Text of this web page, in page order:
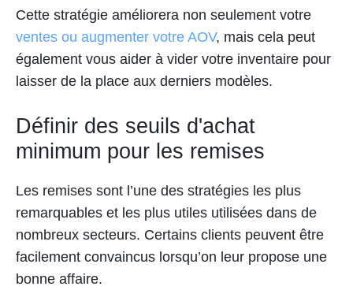
Cette stratégie améliorera non seulement votre
ventes ou augmenter votre AOV, mais cela peut
également vous aider à vider votre inventaire pour
laisser de la place aux derniers modèles.
Définir des seuils d'achat
minimum pour les remises
Les remises sont l’une des stratégies les plus
remarquables et les plus utiles utilisées dans de
nombreux secteurs. Certains clients peuvent être
facilement convaincus lorsqu’on leur propose une
bonne affaire.